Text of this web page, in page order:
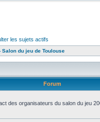
les sujets actifs
du jeu de Toulouse
Forum
des organisateurs du salon du jeu